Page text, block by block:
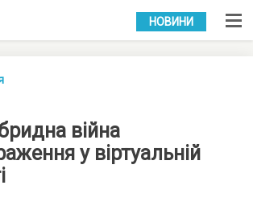
УКР РУС
НОВИНИ
війна
у віртуальній